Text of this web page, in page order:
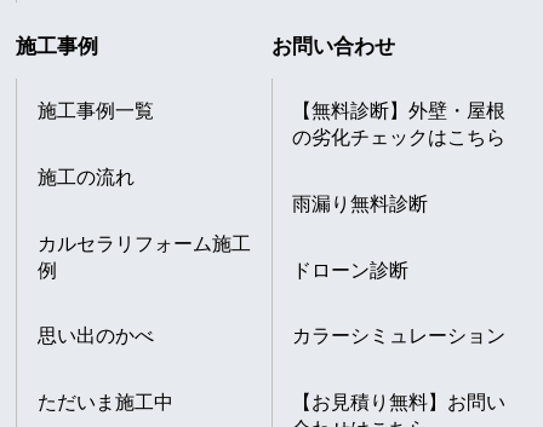
施工事例
施工事例一覧
施工の流れ
カルセラリフォーム施工
例
思い出のかべ
ただいま施工中
お問い合わせ
【無料診断】外壁・屋根
の劣化チェックはこちら
雨漏り無料診断
ドローン診断
カラーシミュレーション
【お見積り無料】お問い